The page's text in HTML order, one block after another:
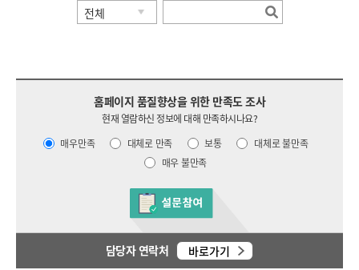
홈페이지 품질향상을 위한 만족도 조사
현재 열람하신 정보에 대해 만족하시나요?
매우만족
대체로 만족 보통
대체로 불만족
매우 불만족
담당자 연락처 바로가기